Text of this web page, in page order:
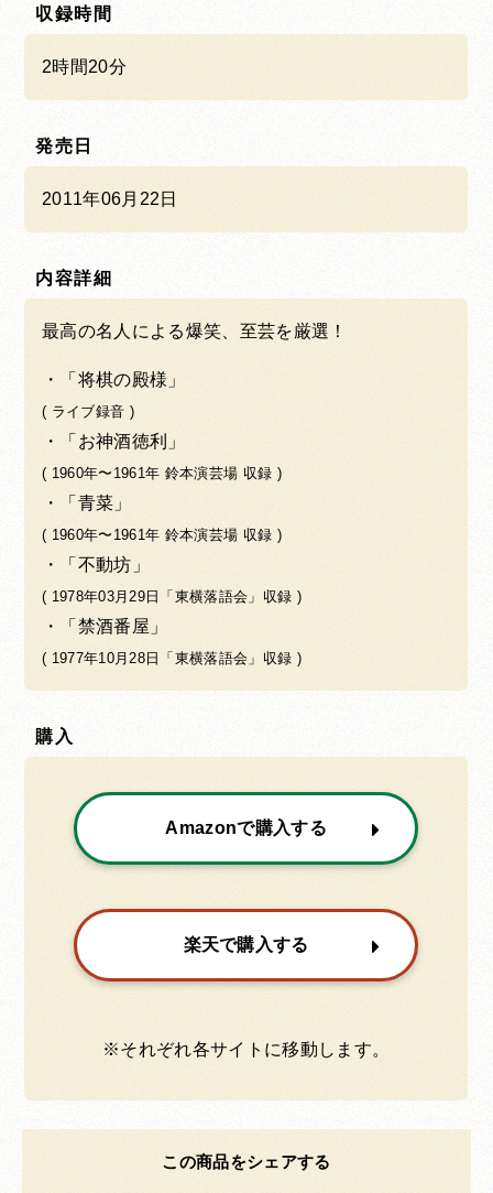
収録時間
2時間20分
発売日
2011年06月22日
内容詳細
最高の名人による爆笑、至芸を厳選！
「将棋の殿様」
( ライブ録音 )
「お神酒徳利」
( 1960年〜1961年 鈴本演芸場 収録 )
「青菜」
( 1960年〜1961年 鈴本演芸場 収録 )
「不動坊」
( 1978年03月29日「東横落語会」収録 )
「禁酒番屋」
( 1977年10月28日「東横落語会」収録 )
購入
Amazonで購入する
楽天で購入する
※それぞれ各サイトに移動します。
この商品をシェアする